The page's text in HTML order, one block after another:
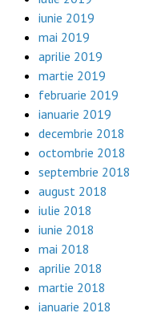
iunie 2019
mai 2019
aprilie 2019
martie 2019
februarie 2019
ianuarie 2019
decembrie 2018
octombrie 2018
septembrie 2018
august 2018
iulie 2018
iunie 2018
mai 2018
aprilie 2018
martie 2018
ianuarie 2018